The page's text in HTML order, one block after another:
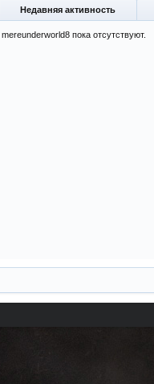
Недавняя активность
пока отсутствуют.